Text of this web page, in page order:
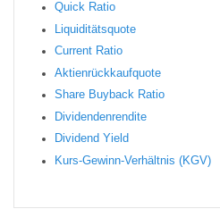
Quic k Ratio
Liquiditätsquote
Current Ratio
Aktienrückkaufquote
Sha re Buyback Ratio
Dividendenrendite
Dividend Yield
Kurs-Gewinn-Verhältnis (KGV)